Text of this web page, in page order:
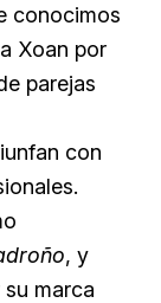
conocimos
Xoan por
parejas
con
, y
marca